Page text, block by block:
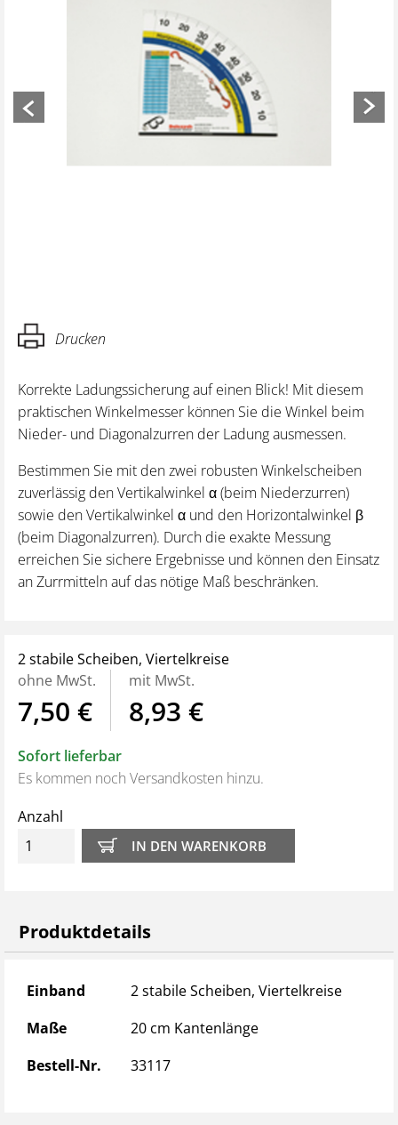
Previous Next
Drucken
Korrekte Ladungssicherung auf einen Blick! Mit diesem
praktischen Winkelmesser können Sie die Winkel beim
Nieder- und Diagonalzurren der Ladung ausmessen.
Bestimmen Sie mit den zwei robusten Winkelscheiben
zuverlässig den Vertikalwinkel α (beim Niederzurren)
sowie den Vertikalwinkel α und den Horizontalwinkel β
(beim Diagonalzurren). Durch die exakte Messung
erreichen Sie sichere Ergebnisse und können den Einsatz
an Zurrmitteln auf das nötige Maß beschränken.
2 stabile Scheiben, Viertelkreise
ohne MwSt.
7,50 €
mit MwSt.
8,93 €
Sofort lieferbar
Es kommen noch Versandkosten hinzu.
Anzahl
Produktdetails
Produktdetails
Einband
2 stabile Scheiben, Viertelkreise
Maße
20 cm Kantenlänge
Bestell-Nr.
33117